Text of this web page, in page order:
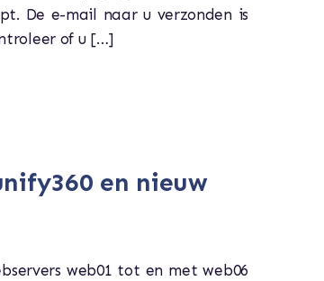
De e-mail naar u verzonden is
of u […]
en nieuw
web01 tot en met web06